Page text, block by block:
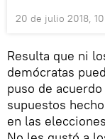
20 de julio 2018,
Resulta que ni
demócratas
puso de
supuestos
en las